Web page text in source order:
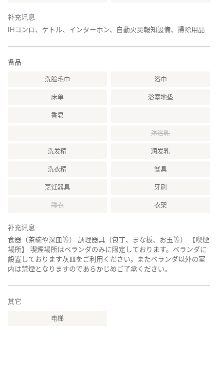
补充讯息
IHコンロ、ケトル、インターホン、自動火災報知設備、掃除用品
备品
洗脸毛巾 浴巾
床单 浴室地垫
香皂
沐浴乳
洗发精 润发乳
洗衣精 餐具
烹饪器具 牙刷
睡衣 衣架
补充讯息
食器（茶碗や深皿等） 調理器具（包丁、まな板、お玉等） 【喫煙
場所】 喫煙場所はベランダのみに限定しております。ベランダに
設置しております灰皿をご利用ください。またベランダ以外の室
内は禁煙となりますのであらかじめご了承ください。
其它
电梯